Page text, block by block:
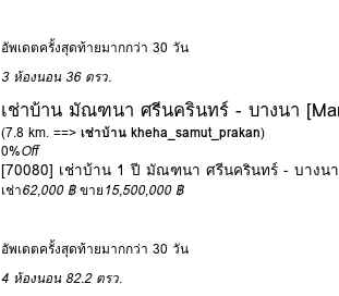
อัพเดตครั้งสุดท้ายมากกว่า 30 วัน
3 ห้องนอน 36 ตรว.
เช่าบ้าน มัณฑนา ศรีนครินทร์ - บางนา
(7.8 km. ==> เช่าบ้าน kheha_samut_prakan)
0%Off
[70080] เช่าบ้าน 1 ปี มัณฑนา ศรีนครินทร์ - บางน
เช่า62,000 ฿ ขาย15,500,000 ฿
อัพเดตครั้งสุดท้ายมากกว่า 30 วัน
4 ห้องนอน 82.2 ตรว.